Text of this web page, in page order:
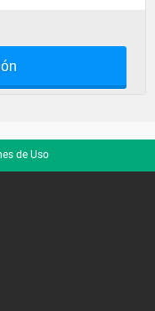
de Uso